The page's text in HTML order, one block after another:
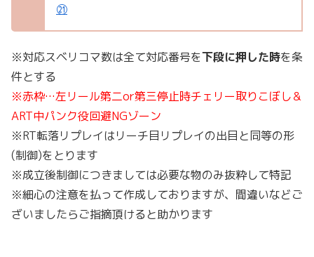
㉑
※対応スベリコマ数は全て対応番号を下段に押した時を条
件とする
※赤枠…左リール第二or第三停止時チェリー取りこぼし＆
ART中パンク役回避NGゾーン
※RT転落リプレイはリーチ目リプレイの出目と同等の形
(制御)をとります
※成立後制御につきましては必要な物のみ抜粋して特記
※細心の注意を払って作成しておりますが、間違いなどご
ざいましたらご指摘頂けると助かります